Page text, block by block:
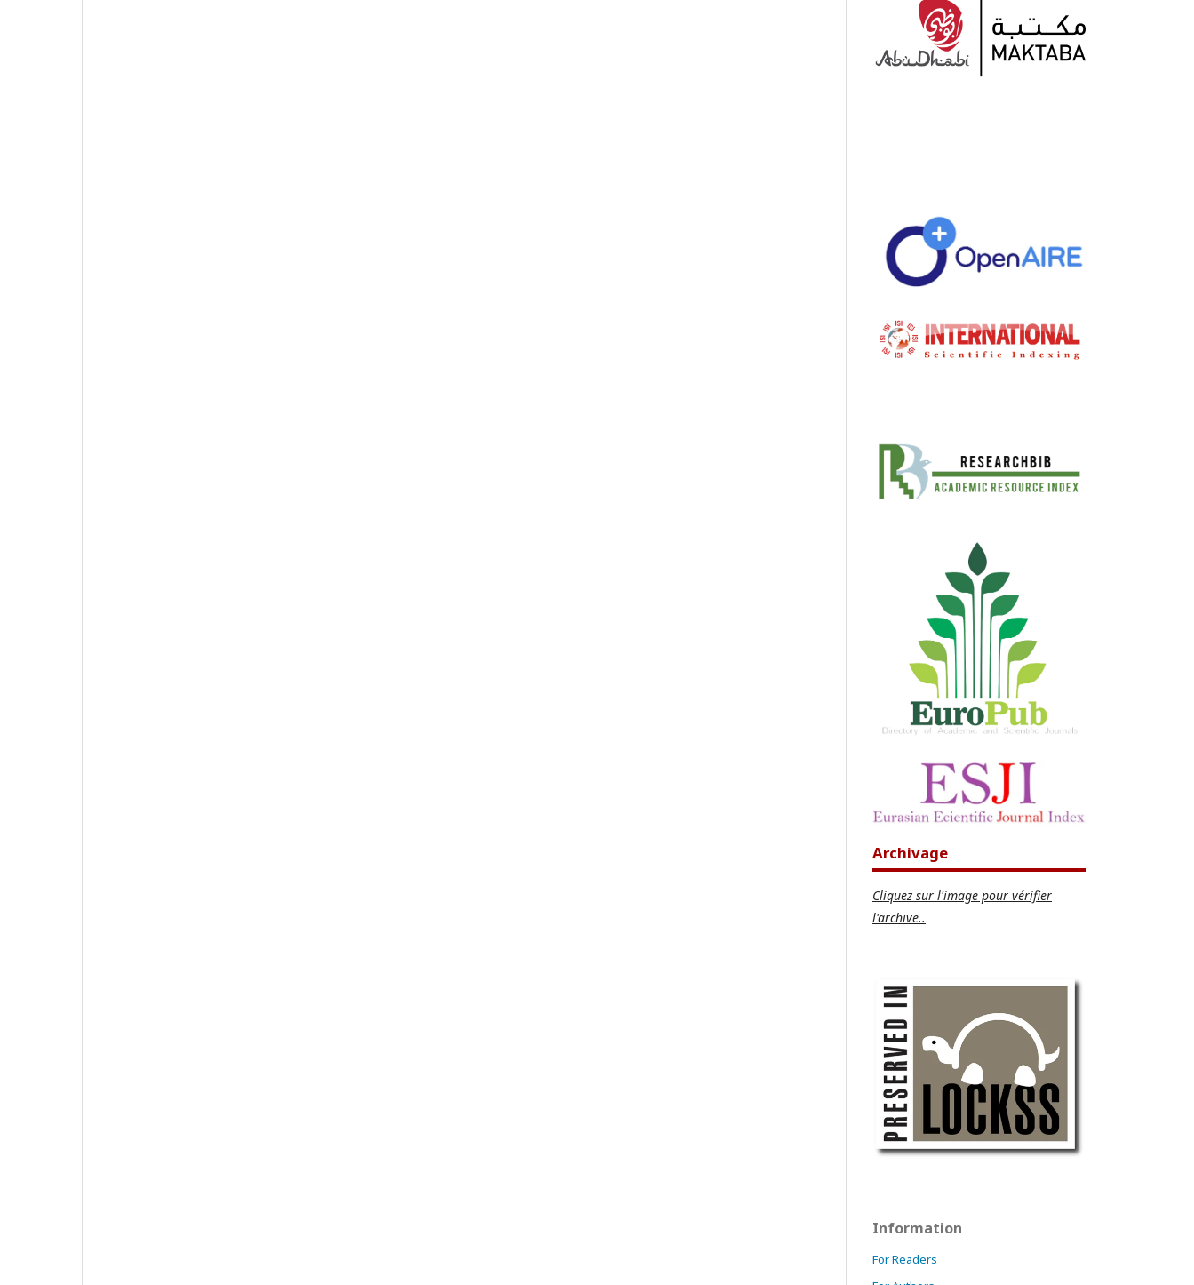
Archivage
Cliquez sur l'image pour vérifier
l'archive..
Information
For Readers